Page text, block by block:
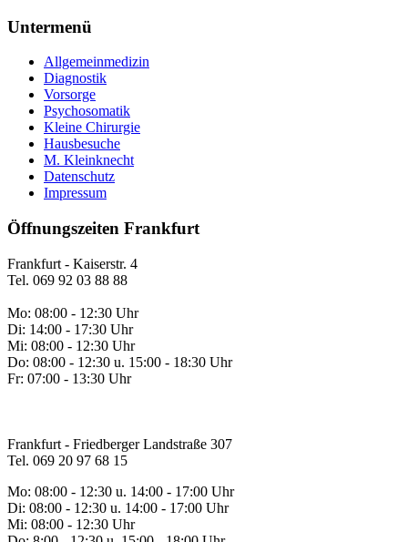
Untermenü
Allgemeinmedizin
Diagnostik
Vorsorge
Psychosomatik
Kleine Chirurgie
Hausbesuche
M. Kleinknecht
Datenschutz
Impressum
Öffnungszeiten Frankfurt
Frankfurt - Kaiserstr. 4
Tel. 069 92 03 88 88
Mo: 08:00 - 12:30 Uhr
Di: 14:00 - 17:30 Uhr
Mi: 08:00 - 12:30 Uhr
Do: 08:00 - 12:30 u. 15:00 - 18:30 Uhr
Fr: 07:00 - 13:30 Uhr
Frankfurt - Friedberger Landstraße 307
Tel. 069 20 97 68 15
Mo: 08:00 - 12:30 u. 14:00 - 17:00 Uhr
Di: 08:00 - 12:30 u. 14:00 - 17:00 Uhr
Mi: 08:00 - 12:30 Uhr